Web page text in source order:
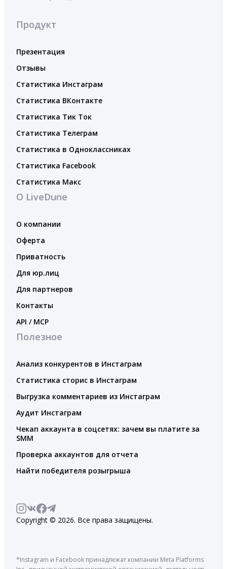
Продукт
Презентация
Отзывы
Статистика Инстаграм
Статистика ВКонтакте
Статистика Тик Ток
Статистика Телеграм
Статистика в Одноклассниках
Статистика Facebook
Статистика Макс
О LiveDune
О компании
Оферта
Приватность
Для юр.лиц
Для партнеров
Контакты
API / MCP
Полезное
Анализ конкурентов в Инстаграм
Статистика сторис в Инстаграм
Выгрузка комментариев из Инстаграм
Аудит Инстаграм
Чекап аккаунта в соцсетях: зачем вы платите за
SMM
Проверка аккаунтов для отчета
Найти победителя розыгрыша
Copyright © 2026. Все права защищены.
*Instagram и Facebook принадлежат компании Meta Platforms